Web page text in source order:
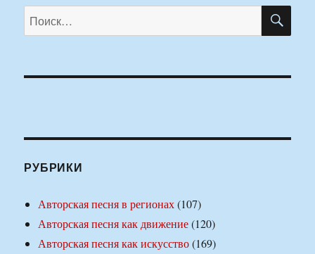
Искать:
РУБРИКИ
Авторская песня в регионах(107)
Авторская песня как движение(120)
Авторская песня как искусство(169)